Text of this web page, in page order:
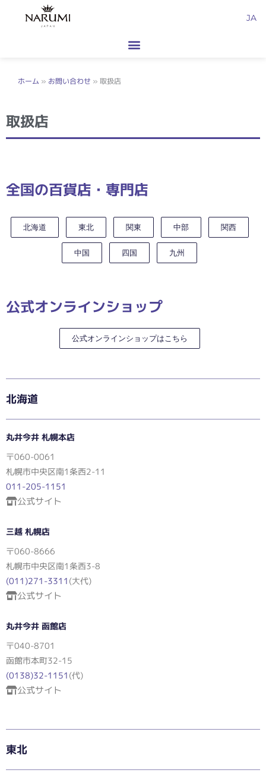
JA
ホーム » お問い合わせ » 取扱店
取扱店
全国の百貨店・専門店
北海道 東北 関東 中部 関西
中国 四国 九州
公式オンラインショップ
公式オンラインショップはこちら
北海道
丸井今井 札幌本店
〒060-0061
札幌市中央区南1条西2-11
011-205-1151
公式サイト
三越 札幌店
〒060-8666
札幌市中央区南1条西3-8
(011)271-3311 (大代)
公式サイト
丸井今井 函館店
〒040-8701
函館市本町32-15
(0138)32-1151 (代)
公式サイト
東北